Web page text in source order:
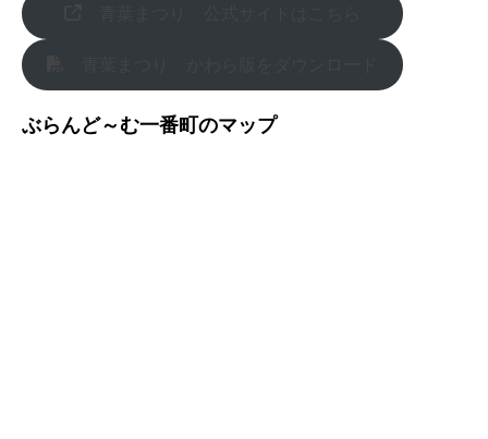
ぶらんど～む一番町のマップ